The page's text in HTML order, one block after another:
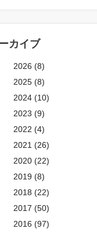
カイブ
2026 (8)
2025 (8)
2024 (10)
2023 (9)
2022 (4)
2021 (26)
2020 (22)
2019 (8)
2018 (22)
2017 (50)
2016 (97)